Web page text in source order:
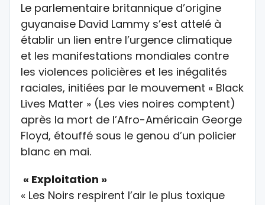
Le parlementaire britannique d’origine
guyanaise David Lammy s’est attelé à
établir un lien entre l’urgence climatique
et les manifestations mondiales contre
les violences policières et les inégalités
raciales, initiées par le mouvement « Black
Lives Matter » (Les vies noires comptent)
après la mort de l’Afro-Américain George
Floyd, étouffé sous le genou d’un policier
blanc en mai.
« Exploitation »
« Les Noirs respirent l’air le plus toxique